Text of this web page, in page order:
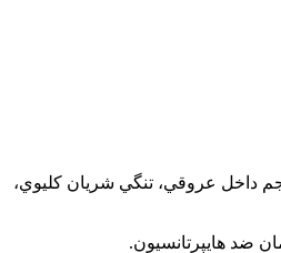
داخل عروقي، تنگي شريان كليوي،
ضد هايپرتانسيون.